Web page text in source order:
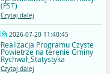
(FST)
Czytaj dalej
2026-07-20 11:40:45
Realizacja Programu Czyste
Powietrze na terenie Gminy
Rychwał_Statystyka
Czytaj dalej